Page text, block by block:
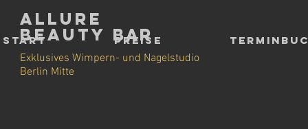
Allure
Beauty Bar
Exklusives Wimpern- und Nagelstudio
Berlin Mitte
Start Preise